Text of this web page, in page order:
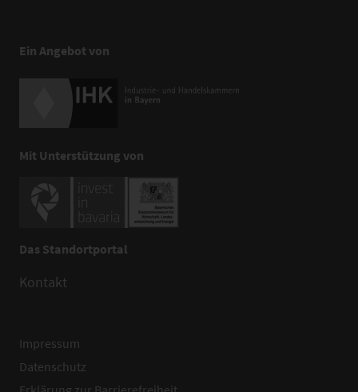
Ein Angebot von
Mit Unterstützung von
Das Standortportal
Kontakt
Impressum
Datenschutz